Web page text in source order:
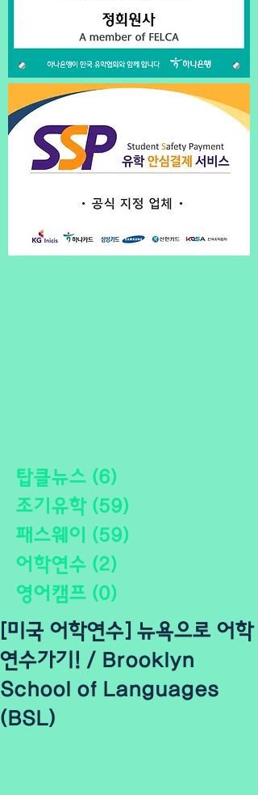
탑클뉴스 (6)
조기유학 (59)
패스웨이
(59)
어학연수 (2)
영어캠프 (0)
[미국 어학연수] 뉴욕으로 어학
연수가기! / Brooklyn
School of Languages
(BSL)